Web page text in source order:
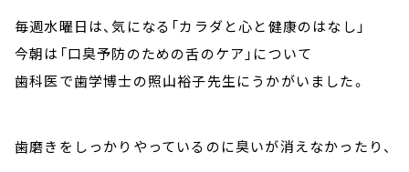
毎週水曜日は、気になる「カラダと心と健康のはなし」
今朝は「口臭予防のための舌のケア」について
歯科医で歯学博士の照山裕子先生にうかがいました。
歯磨きをしっかりやっているのに臭いが消えなかったり、